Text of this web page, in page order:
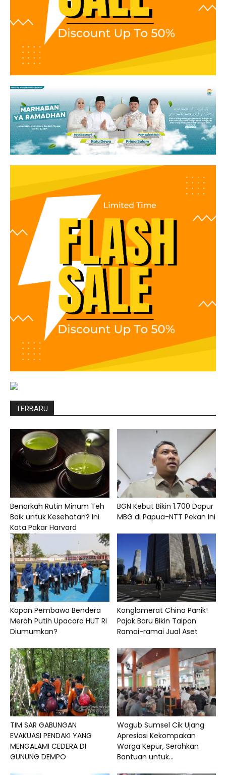
TERBARU
Benarkah Rutin Minum Teh
Baik untuk Kesehatan? Ini
Kata Pakar Harvard
BGN Kebut Bikin 1.700 Dapur
MBG di Papua-NTT Pekan Ini
Kapan Pembawa Bendera
Merah Putih Upacara HUT RI
Diumumkan?
Konglomerat China Panik!
Pajak Baru Bikin Taipan
Ramai-ramai Jual Aset
TIM SAR GABUNGAN
EVAKUASI PENDAKI YANG
MENGALAMI CEDERA DI
GUNUNG DEMPO
Wagub Sumsel Cik Ujang
Apresiasi Kekompakan
Warga Kepur, Serahkan
Bantuan untuk...